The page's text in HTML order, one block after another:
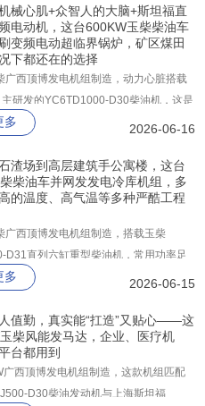
这台机器能够轻松应对110%的额定负
掉链子。
械心肌+众智人的大脑+斯坦福直
电动机，这台600KW玉柴柴油车
变频电动超临界锅炉，矿区煤田
下都还在的选择
广西顶博发电机组制造，动力心脏搭载
研发的YC6TD1000-D30柴油机，这是
台架试验验证的工业级发动机，常用功
多 2026-06-16
渣场到高层建筑手公寓楼，这台
柴油车并网发发电冷库机组，多
的温度、高气温等多种严酷工程
广西顶博发电机组制造，搭载玉柴
D31直列六缸重型柴油机，常用功率足
备用功率更高达616kW，在1500r/min额
无刷同步发电机。
多 2026-06-15
值勤，真实能“扛造”又贴心——这
柴风能发马达，企业、医疗机
台都用到
广西顶博发电机组制造，这款机组匹配
D30柴油发动机与上海斯坦福